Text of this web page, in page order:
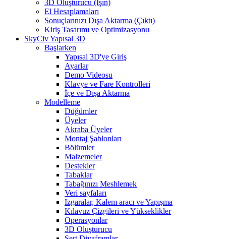
3D Oluşturucu (Işın)
El Hesaplamaları
Sonuçlarınızı Dışa Aktarma (Çıktı)
Kiriş Tasarımı ve Optimizasyonu
SkyCiv Yapısal 3D
Başlarken
Yapısal 3D'ye Giriş
Ayarlar
Demo Videosu
Klavye ve Fare Kontrolleri
İçe ve Dışa Aktarma
Modelleme
Düğümler
Üyeler
Akraba Üyeler
Montaj Şablonları
Bölümler
Malzemeler
Destekler
Tabaklar
Tabağınızı Meshlemek
Veri sayfaları
Izgaralar, Kalem aracı ve Yapışma
Kılavuz Çizgileri ve Yükseklikler
Operasyonlar
3D Oluşturucu